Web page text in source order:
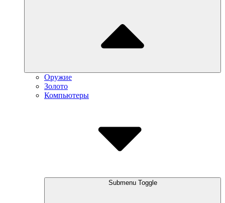
Оружие
Золото
Компьютеры
Submenu Toggle